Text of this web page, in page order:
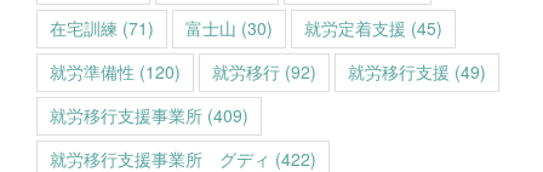
在宅訓練 (71) 富士山 (30) 就労定着支援 (45)
就労準備性 (120) 就労移行 (92) 就労移行支援 (49)
就労移行支援事業所 (409)
就労移行支援事業所 グディ (422)